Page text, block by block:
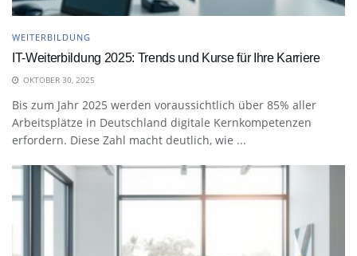
WEITERBILDUNG
IT-Weiterbildung 2025: Trends und Kurse für Ihre Karriere
OKTOBER 30, 2025
Bis zum Jahr 2025 werden voraussichtlich über 85% aller
Arbeitsplätze in Deutschland digitale Kernkompetenzen
erfordern. Diese Zahl macht deutlich, wie ...